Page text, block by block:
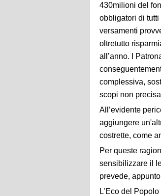
430milioni del
obbligatori di
versamenti
oltretutto
all’anno. I
complessiva,
scopi non
All’evidente
aggiungere
costrette, come
Per queste
sensibilizzare il
prevede,
L’Eco del